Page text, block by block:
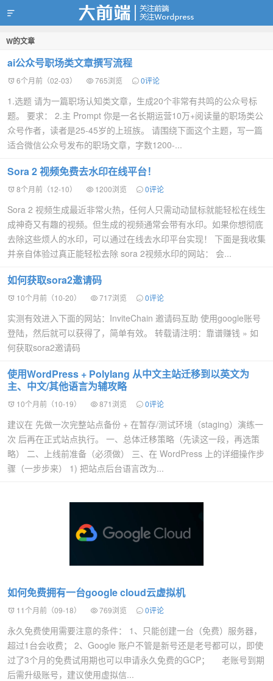
靠谱赚钱
W的文章
ai公众号职场类文章撰写流程
6个月前（02-03） 765浏览 0评论
1.选题 请为一篇职场认知类文章，生成20个非常有共鸣的公众号标
题。 要求： 2.主 Prompt 你是一名长期运营10万+阅读量的职场类公
众号作者，读者是25-45岁的上班族。 请围绕下面这个主题，写一篇
适合微信公众号发布的职场文章，字数1200-...
Sora 2 视频免费去水印在线平台！
8个月前（12-10） 1200浏览 0评论
Sora 2 视频生成最近非常火热，任何人只需动动鼠标就能轻松在线生
成神奇又有趣的视频。但生成的视频通常会带有水印。如果你想彻底
去除这些烦人的水印，可以通过在线去水印平台实现！ 下面是我收集
并亲自体验过真正能轻松去除 sora 2视频水印的网站： 会...
如何获取sora2邀请码
10个月前（10-20） 717浏览 0评论
实测有效进入下面的网站：InviteChain 邀请码互助 使用google账号
登陆，然后就可以获得了，简单有效。 转载请注明：靠谱赚钱 » 如
何获取sora2邀请码
使用WordPress + Polylang 从中文主站迁移到以英文为
主、中文/其他语言为辅攻略
10个月前（10-19） 871浏览 0评论
建议在 先做一次完整站点备份 + 在暂存/测试环境（staging）演练一
次 后再在正式站点执行。 一、总体迁移策略（先读这一段，再选策
略） 二、上线前准备（必须做） 三、在 WordPress 上的详细操作步
骤（一步步来） 1) 把站点后台语言改为...
如何免费拥有一台google cloud云虚拟机
11个月前（09-18） 769浏览 0评论
永久免费使用需要注意的条件： 1、只能创建一台（免费）服务器，
超过1台会收费； 2、Google 账户不管是新号还是老号都可以，即使
过了3个月的免费试用期也可以申请永久免费的GCP； 老账号到期
后需升级账号，建议使用虚拟信...